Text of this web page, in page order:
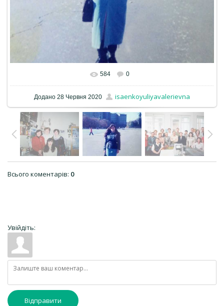
584 0
Додано 28 Червня 2020 isaenkoyuliyavalerievna
Всього коментарів: 0
Увійдіть:
Відправити